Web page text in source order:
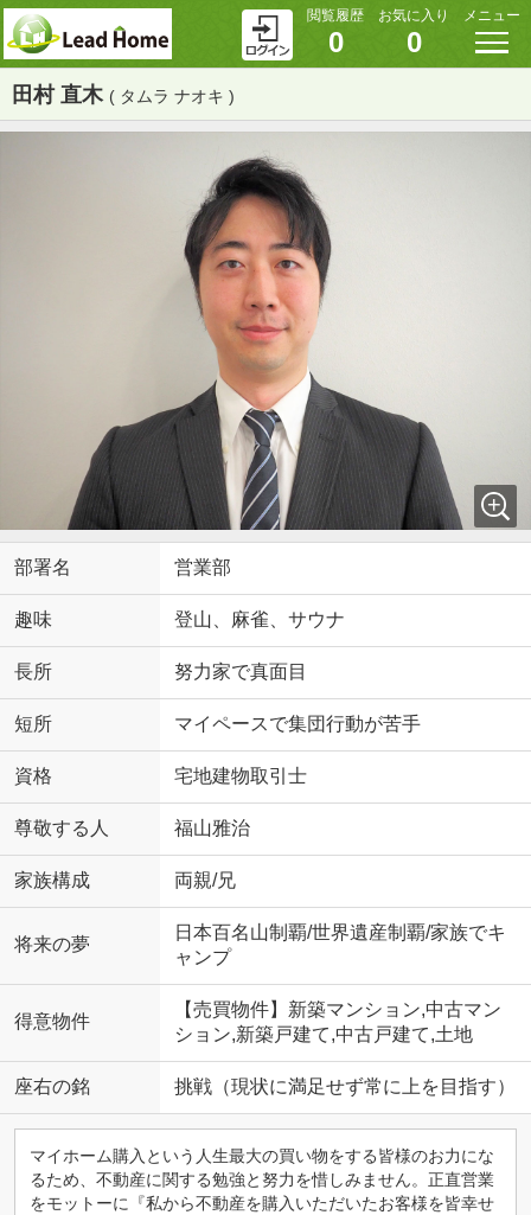
閲覧履歴
0
お気に入り
0
メニュー
田村 直木 ( タムラ ナオキ )
部署名 営業部
趣味 登山、麻雀、サウナ
長所 努力家で真面目
短所 マイペースで集団行動が苦手
資格 宅地建物取引士
尊敬する人 福山雅治
家族構成 両親/兄
将来の夢
日本百名山制覇/世界遺産制覇/家族でキ
ャンプ
得意物件
【売買物件】新築マンション,中古マン
ション,新築戸建て,中古戸建て,土地
座右の銘 挑戦（現状に満足せず常に上を目指す）
マイホーム購入という人生最大の買い物をする皆様のお力にな
るため、不動産に関する勉強と努力を惜しみません。正直営業
をモットーに『私から不動産を購入いただいたお客様を皆幸せ